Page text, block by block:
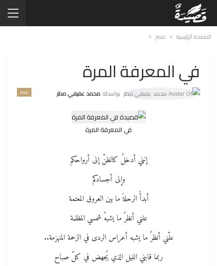
الصفحة الرئيسية مصر
في المعرفة المرة
مصر بواسطة محمد عفيفي مطر
في المعرفة المرة
إنني أدخلُ كالظنّ إلى أرواحكم
وإلى أجسادكم
أبدأُ الرحلةَ ما بين العروق المعتمة
علني أنظرُ ما يشبهُ شمسي المظلمة
علّني أنظرُ ما يشبه أعراس الردى في الزحمة المنهزمة..
ربما قابني الليل الذي يُجهض في كلّ صباح